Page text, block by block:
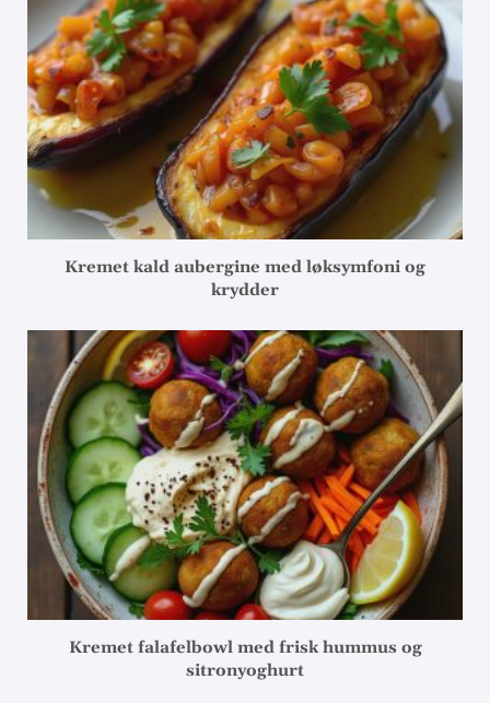
Kremet kald aubergine med løksymfoni og
krydder
Kremet falafelbowl med frisk hummus og
sitronyoghurt